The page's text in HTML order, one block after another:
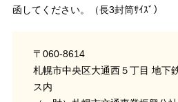
函してください。（長3封筒ｻｲｽﾞ）
〒060-8614
札幌市中央区大通西５丁目 地下
ス内